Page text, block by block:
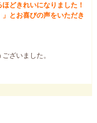
どきれいになりました！
とお喜びの声をいただき
ざいました。